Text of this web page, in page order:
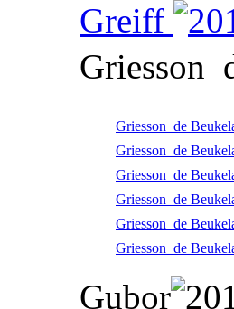
Greiff
Griesson
Griesson  de
Griesson  de
Griesson  de
Griesson  de
Griesson  de
Griesson  de
Gubor